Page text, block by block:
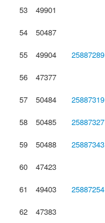
53
49901
54
50487
55
49904 25887289
56
47377
57
50484 25887319
58
50485 25887327
59
50488 25887343
60
47423
61
49403 25887254
62
47383